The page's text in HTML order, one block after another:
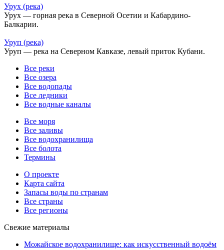
Урух (река)
Урух — горная река в Северной Осетии и Кабардино-
Балкарии.
Уруп (река)
Уруп — река на Северном Кавказе, левый приток Кубани.
Все реки
Все озера
Все водопады
Все ледники
Все водные каналы
Все моря
Все заливы
Все водохранилища
Все болота
Термины
О проекте
Карта сайта
Запасы воды по странам
Все страны
Все регионы
Свежие материалы
Можайское водохранилище: как искусственный водоём